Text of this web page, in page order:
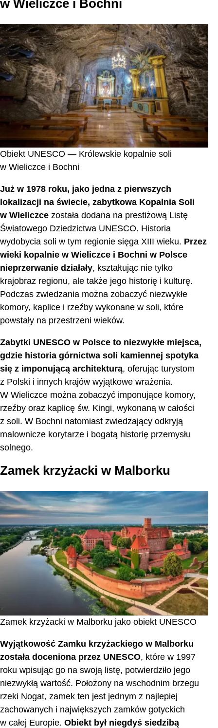
w Wieliczce i Bochni
Obiekt UNESCO — Królewskie kopalnie soli
w Wieliczce i Bochni
Już w 1978 roku, jako jedna z pierwszych
lokalizacji na świecie, zabytkowa Kopalnia Soli
w Wieliczce została dodana na prestiżową Listę
Światowego Dziedzictwa UNESCO. Historia
wydobycia soli w tym regionie sięga XIII wieku. Przez
wieki kopalnie w Wieliczce i Bochni w Polsce
nieprzerwanie działały, kształtując nie tylko
krajobraz regionu, ale także jego historię i kulturę.
Podczas zwiedzania można zobaczyć niezwykłe
komory, kaplice i rzeźby wykonane w soli, które
powstały na przestrzeni wieków.
Zabytki UNESCO w Polsce to niezwykłe miejsca,
gdzie historia górnictwa soli kamiennej spotyka
się z imponującą architekturą, oferując turystom
z Polski i innych krajów wyjątkowe wrażenia.
W Wieliczce można zobaczyć imponujące komory,
rzeźby oraz kaplicę św. Kingi, wykonaną w całości
z soli. W Bochni natomiast zwiedzający odkryją
malownicze korytarze i bogatą historię przemysłu
solnego.
Zamek krzyżacki w Malborku
Zamek krzyżacki w Malborku jako obiekt UNESCO
Wyjątkowość Zamku krzyżackiego w Malborku
została doceniona przez UNESCO, które w 1997
roku wpisując go na swoją listę, potwierdziło jego
niezwykłą wartość. Położony na wschodnim brzegu
rzeki Nogat, zamek ten jest jednym z najlepiej
zachowanych i największych zamków gotyckich
w całej Europie. Obiekt był niegdyś siedzibą